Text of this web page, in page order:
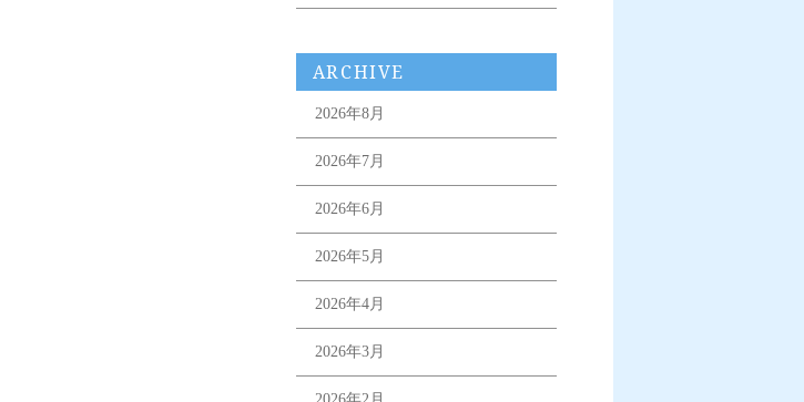
ARCHIVE
2026年8月
2026年7月
2026年6月
2026年5月
2026年4月
2026年3月